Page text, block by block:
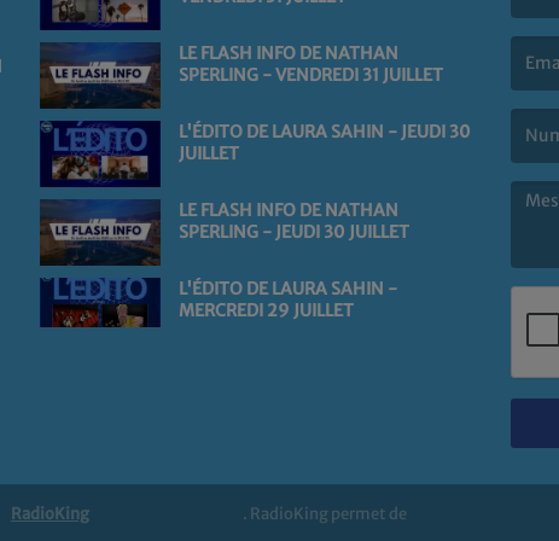
LE FLASH INFO DE NATHAN
SPERLING - VENDREDI 31 JUILLET
L'ÉDITO DE LAURA SAHIN - JEUDI 30
JUILLET
LE FLASH INFO DE NATHAN
SPERLING - JEUDI 30 JUILLET
L'ÉDITO DE LAURA SAHIN -
MERCREDI 29 JUILLET
RadioKing . RadioKing permet de